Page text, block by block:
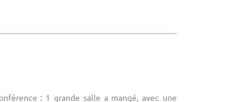
: 1 grande salle a mangé, avec une